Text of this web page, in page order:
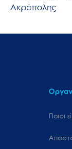
Ακρόπολης
Ποιοι